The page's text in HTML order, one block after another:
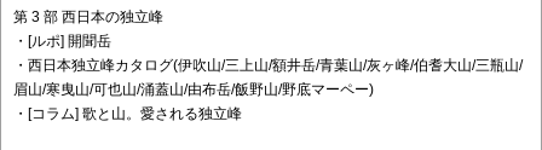
第 3 部 西日本の独立峰
・[ルポ] 開聞岳
・西日本独立峰カタログ(伊吹山/三上山/額井岳/青葉山/灰ヶ峰/伯耆大山/三瓶山/
眉山/寒曳山/可也山/涌蓋山/由布岳/飯野山/野底マーペー)
・[コラム] 歌と山。愛される独立峰